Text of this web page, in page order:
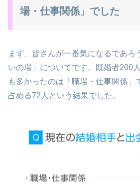
場・仕事関係」でした
まず、皆さんが一番気になるであろ
いの場」についてです。既婚者200
も多かったのは「職場・仕事関係」
占める72人という結果でした。